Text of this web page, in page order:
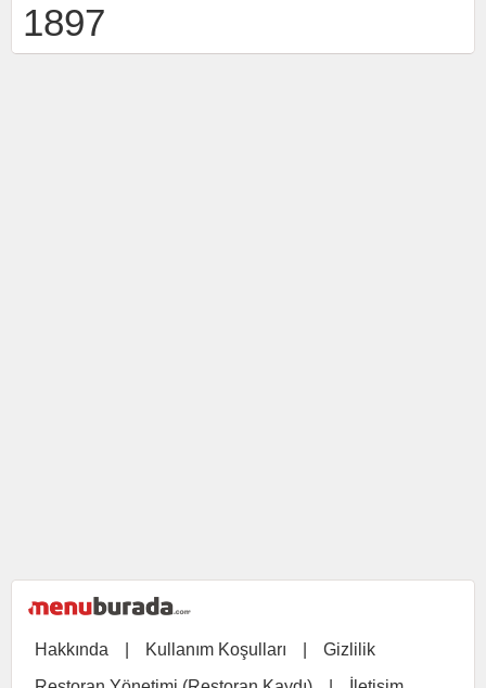
1897
Hakkında Kullanım Koşulları
Gizlilik